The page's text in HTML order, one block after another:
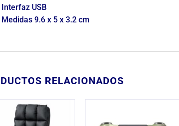
Interfaz USB
Medidas 9.6 x 5 x 3.2 cm
RELACIONADOS